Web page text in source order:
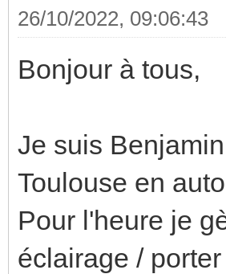
26/10/2022, 09:06:43
Bonjour à tous,
Je suis
Toulouse en
Pour l'heure je
éclairage /